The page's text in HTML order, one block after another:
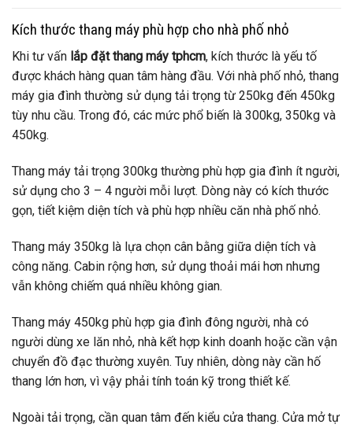
Kích thước thang máy phù hợp cho nhà phố nhỏ
Khi tư vấn lắp đặt thang máy tphcm, kích thước là yếu tố
được khách hàng quan tâm hàng đầu. Với nhà phố nhỏ, thang
máy gia đình thường sử dụng tải trọng từ 250kg đến 450kg
tùy nhu cầu. Trong đó, các mức phổ biến là 300kg, 350kg và
450kg.
Thang máy tải trọng 300kg thường phù hợp gia đình ít người,
sử dụng cho 3 – 4 người mỗi lượt. Dòng này có kích thước
gọn, tiết kiệm diện tích và phù hợp nhiều căn nhà phố nhỏ.
Thang máy 350kg là lựa chọn cân bằng giữa diện tích và
công năng. Cabin rộng hơn, sử dụng thoải mái hơn nhưng
vẫn không chiếm quá nhiều không gian.
Thang máy 450kg phù hợp gia đình đông người, nhà có
người dùng xe lăn nhỏ, nhà kết hợp kinh doanh hoặc cần vận
chuyển đồ đạc thường xuyên. Tuy nhiên, dòng này cần hố
thang lớn hơn, vì vậy phải tính toán kỹ trong thiết kế.
Ngoài tải trọng, cần quan tâm đến kiểu cửa thang. Cửa mở tự